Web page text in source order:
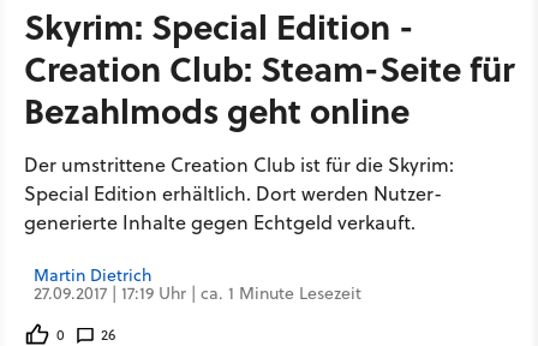
Skyrim: Special Edition -
Creation Club: Steam-Seite für
Bezahlmods geht online
Der umstrittene Creation Club ist für die Skyrim:
Special Edition erhältlich. Dort werden Nutzer-
generierte Inhalte gegen Echtgeld verkauft.
Martin Dietrich
27.09.2017 | 17:19 Uhr | ca. 1 Minute Lesezeit
0 26